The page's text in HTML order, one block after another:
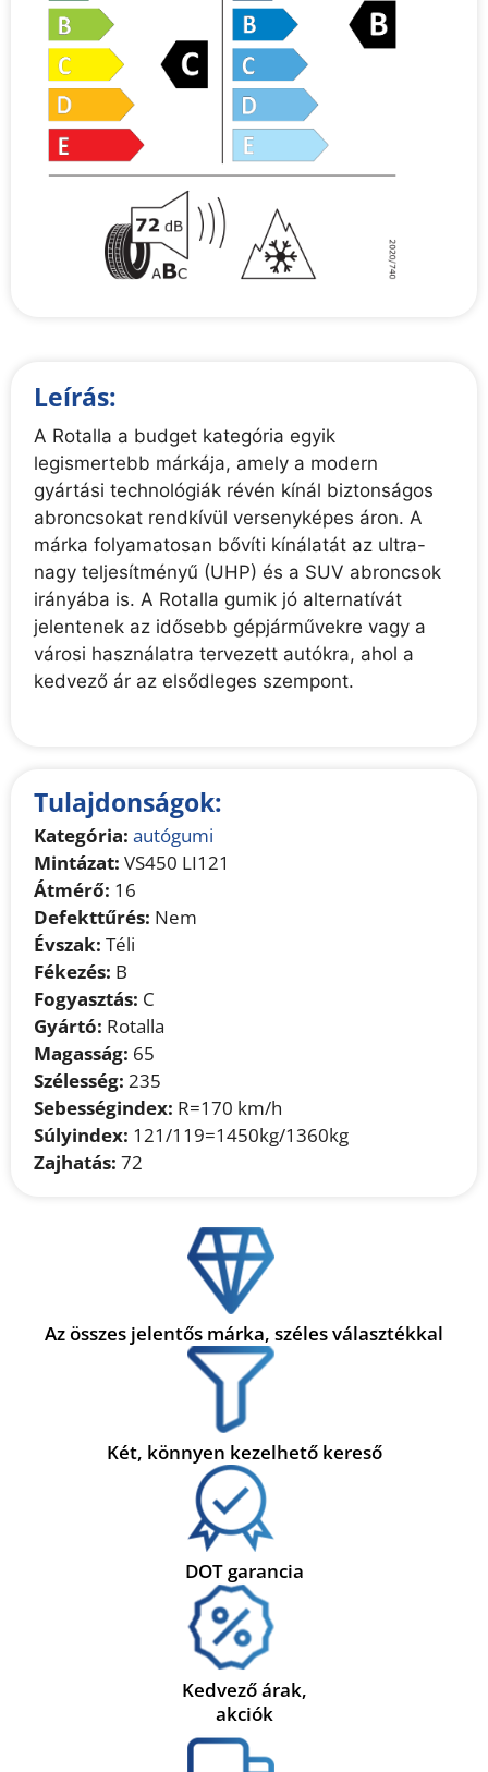
Leírás:
A Rotalla a budget kategória egyik
legismertebb márkája, amely a modern
gyártási technológiák révén kínál biztonságos
abroncsokat rendkívül versenyképes áron. A
márka folyamatosan bővíti kínálatát az ultra-
nagy teljesítményű (UHP) és a SUV abroncsok
irányába is. A Rotalla gumik jó alternatívát
jelentenek az idősebb gépjárművekre vagy a
városi használatra tervezett autókra, ahol a
kedvező ár az elsődleges szempont.
Tulajdonságok:
Kategória: autógumi
Mintázat: VS450 LI121
Átmérő: 16
Defekttűrés: Nem
Évszak: Téli
Fékezés: B
Fogyasztás: C
Gyártó: Rotalla
Magasság: 65
Szélesség: 235
Sebességindex: R=170 km/h
Súlyindex: 121/119=1450kg/1360kg
Zajhatás: 72
Az összes jelentős márka, széles választékkal
Két, könnyen kezelhető kereső
DOT garancia
Kedvező árak,
akciók